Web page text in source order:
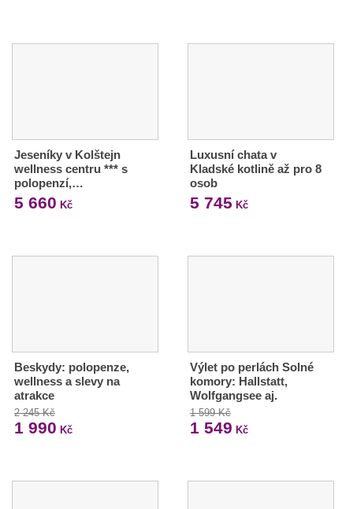
Jeseníky v Kolštejn
wellness centru *** s
polopenzí,…
5 660 Kč
Luxusní chata v
Kladské kotlině až pro 8
osob
5 745 Kč
Beskydy: polopenze,
wellness a slevy na
atrakce
2 245 Kč
1 990 Kč
Výlet po perlách Solné
komory: Hallstatt,
Wolfgangsee aj.
1 599 Kč
1 549 Kč